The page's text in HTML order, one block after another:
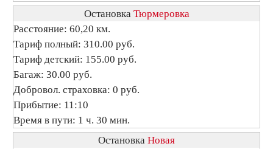
Остановка Тюрмеровка
Расстояние: 60,20 км.
Тариф полный: 310.00 руб.
Тариф детский: 155.00 руб.
Багаж: 30.00 руб.
Добровол. страховка: 0 руб.
Прибытие: 11:10
Время в пути: 1 ч. 30 мин.
Остановка Новая